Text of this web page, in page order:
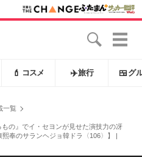
💄 コスメ ✈️旅行 🍱 グ
一覧
の』でイ・セヨンが見せた演技力の冴
奉のサランヘジョ韓ドラ〈106〉】 |